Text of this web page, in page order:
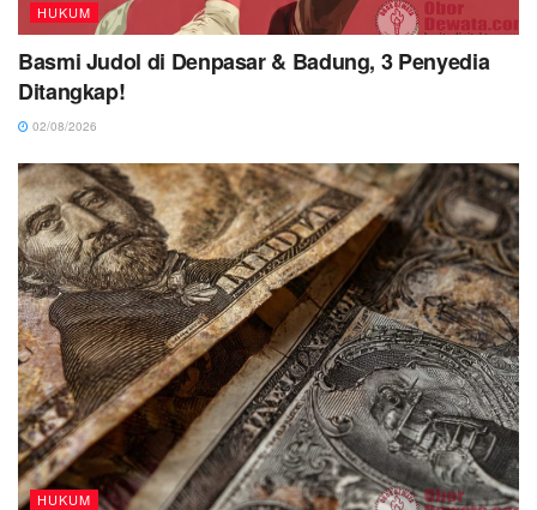
HUKUM
Basmi Judol di Denpasar & Badung, 3 Penyedia
Ditangkap!
02/08/2026
HUKUM